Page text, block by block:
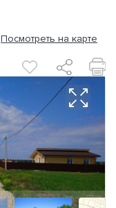
Посмотреть на карте